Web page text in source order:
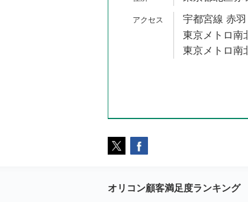
宇都宮線 赤
東京メトロ南
東京メトロ南
オリコン顧客満足度ランキング